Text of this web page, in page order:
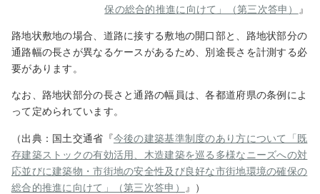
保の総合的推進に向けて」（第三次答申）
』
路地状敷地の場合、道路に接する敷地の開口部と、路地状部分の
通路幅の長さが異なるケースがあるため、別途長さを計測する必
要があります。
なお、路地状部分の長さと通路の幅員は、各都道府県の条例によ
って定められています。
（出典：国土交通省『今後の建築基準制度のあり方について「既
存建築ストックの有効活用、木造建築を巡る多様なニーズへの対
応並びに建築物・市街地の安全性及び良好な市街地環境の確保の
総合的推進に向けて」（第三次答申）
』）